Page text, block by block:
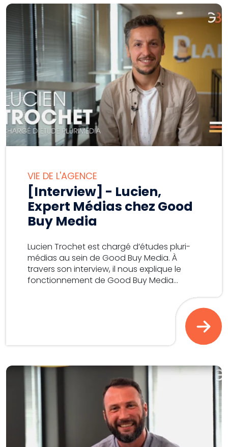
VIE DE L'AGENCE
[Interview] - Lucien,
Expert Médias chez Good
Buy Media
Lucien Trochet est chargé d’études pluri-
médias au sein de Good Buy Media. À
travers son interview, il nous explique le
fonctionnement de Good Buy Media...